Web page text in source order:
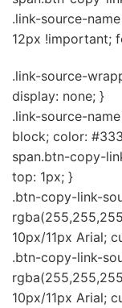
.link-source-
12px !important;
.link-source-
display: none; }
.link-source-
block; color:
span.btn-copy-
top: 1px; }
.btn-copy-link-
10px/11px Arial;
.btn-copy-link-
10px/11px Arial;